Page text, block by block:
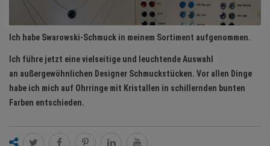
MEDIEN
KONTAKT
Ich habe Swarowski-Schmuck in meinem Sortiment aufgenommen.
Ich führe jetzt eine vielseitige und leuchtende Auswahl
an außergewöhnlichen Designer Schmuckstücken. Vor allen Dinge
habe ich mich auf Ohrringe mit Kristallen in schillernden bunten
Farben entschieden.